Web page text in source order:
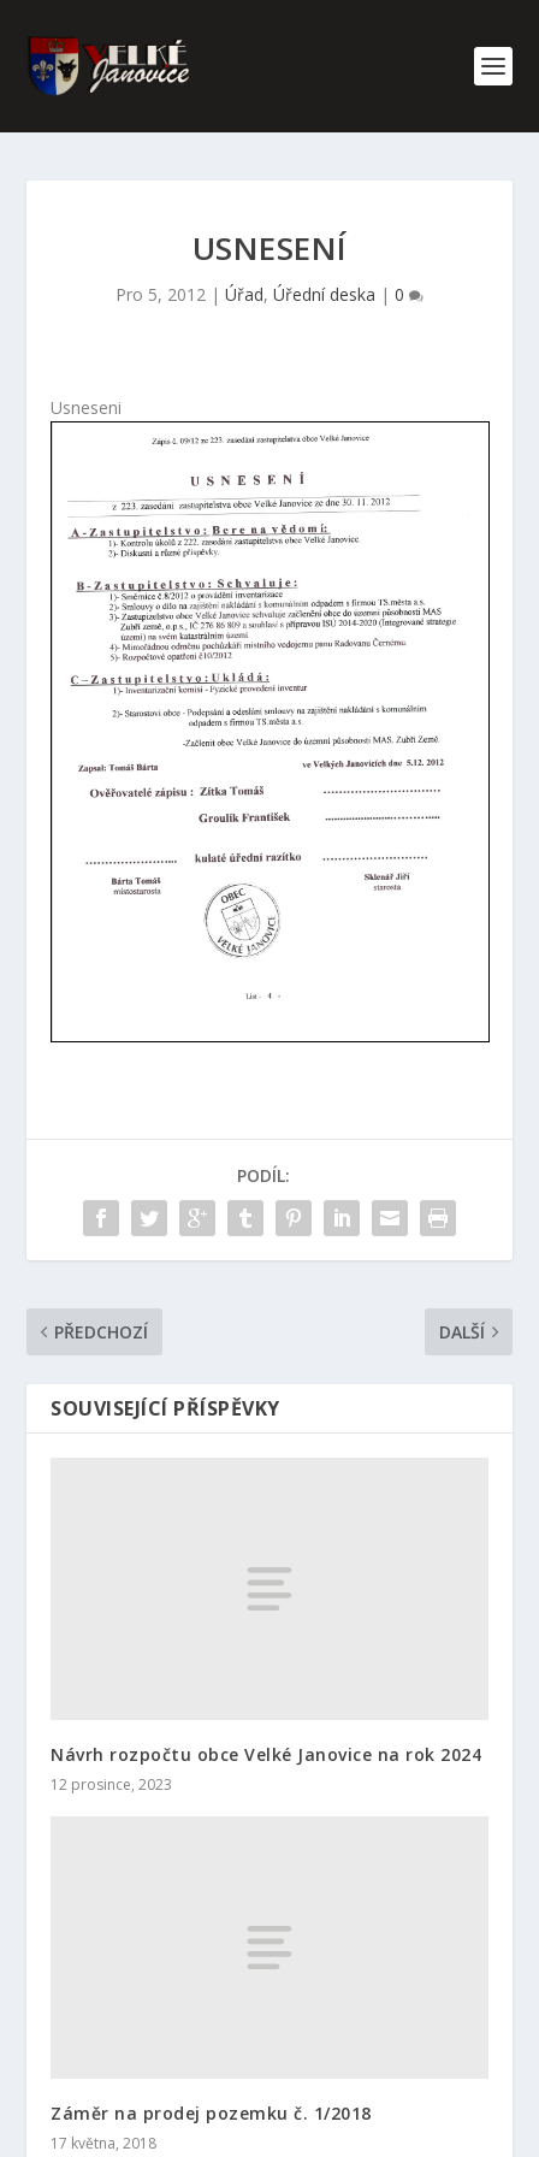
USNESENÍ
Pro 5, 2012 | Úřad, Úřední deska | 0
Usneseni
PODÍL:
PŘEDCHOZÍ DALŠÍ
SOUVISEJÍCÍ PŘÍSPĚVKY
Návrh rozpočtu obce Velké Janovice na rok 2024
12 prosince, 2023
Záměr na prodej pozemku č. 1/2018
17 května, 2018